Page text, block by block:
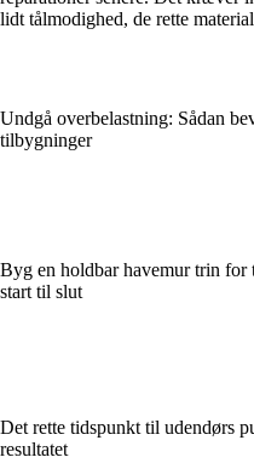
lidt tålmodighed, de rette
Undgå overbelastning: Sådan
tilbygninger
Byg en holdbar havemur trin
start til slut
Det rette tidspunkt til udendørs
resultatet